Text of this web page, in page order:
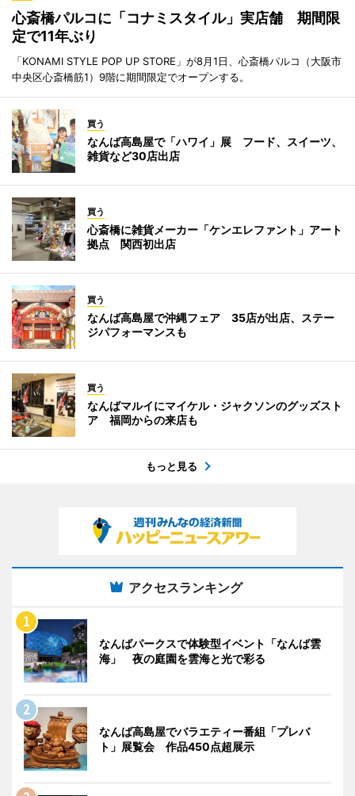
心斎橋パルコに「コナミスタイル」実店舗 期間限
定で11年ぶり
「KONAMI STYLE POP UP STORE」が8月1日、心斎橋パルコ（大阪市
中央区心斎橋筋1）9階に期間限定でオープンする。
買う
なんば高島屋で「ハワイ」展 フード、スイーツ、
雑貨など30店出店
買う
心斎橋に雑貨メーカー「ケンエレファント」アート
拠点 関西初出店
買う
なんば高島屋で沖縄フェア 35店が出店、ステー
ジパフォーマンスも
買う
なんばマルイにマイケル・ジャクソンのグッズスト
ア 福岡からの来店も
もっと見る
アクセスランキング
なんばパークスで体験型イベント「なんば雲
海」 夜の庭園を雲海と光で彩る
なんば高島屋でバラエティー番組「プレバ
ト」展覧会 作品450点超展示